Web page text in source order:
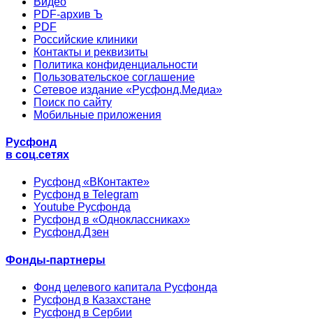
PDF-архив Ъ
PDF
Российские клиники
Контакты и реквизиты
Политика конфиденциальности
Пользовательское соглашение
Сетевое издание «Русфонд.Медиа»
Поиск по сайту
Мобильные приложения
Русфонд
в соц.сетях
Русфонд «ВКонтакте»
Русфонд в Telegram
Youtube Русфонда
Русфонд в «Одноклассниках»
Русфонд.Дзен
Фонды-партнеры
Фонд целевого капитала Русфонда
Русфонд в Казахстане
Русфонд в Сербии